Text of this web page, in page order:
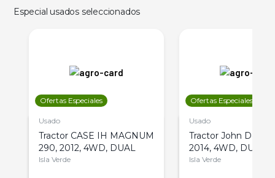
Especial usados seleccionados
Ofertas Especiales
Usado
Tractor CASE IH MAGNUM
290, 2012, 4WD, DUAL
Isla Verde
Ofertas Especiales
Usado
Tractor John Deere
2014, 4WD, DUAL
Isla Verde